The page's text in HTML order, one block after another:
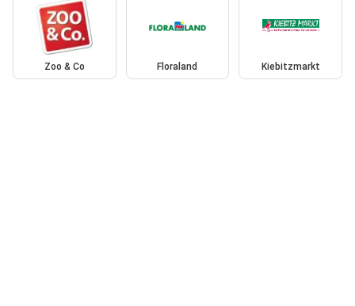
Zoo & Co Floraland Kiebitzmarkt